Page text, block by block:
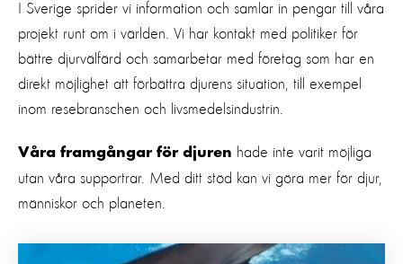
I Sverige sprider vi information och samlar in pengar till våra
projekt runt om i världen. Vi har kontakt med politiker för
bättre djurvälfärd och samarbetar med företag som har en
direkt möjlighet att förbättra djurens situation, till exempel
inom resebranschen och livsmedelsindustrin.
Våra framgångar för djuren hade inte varit möjliga
utan våra supportrar. Med ditt stöd kan vi göra mer för djur,
människor och planeten.